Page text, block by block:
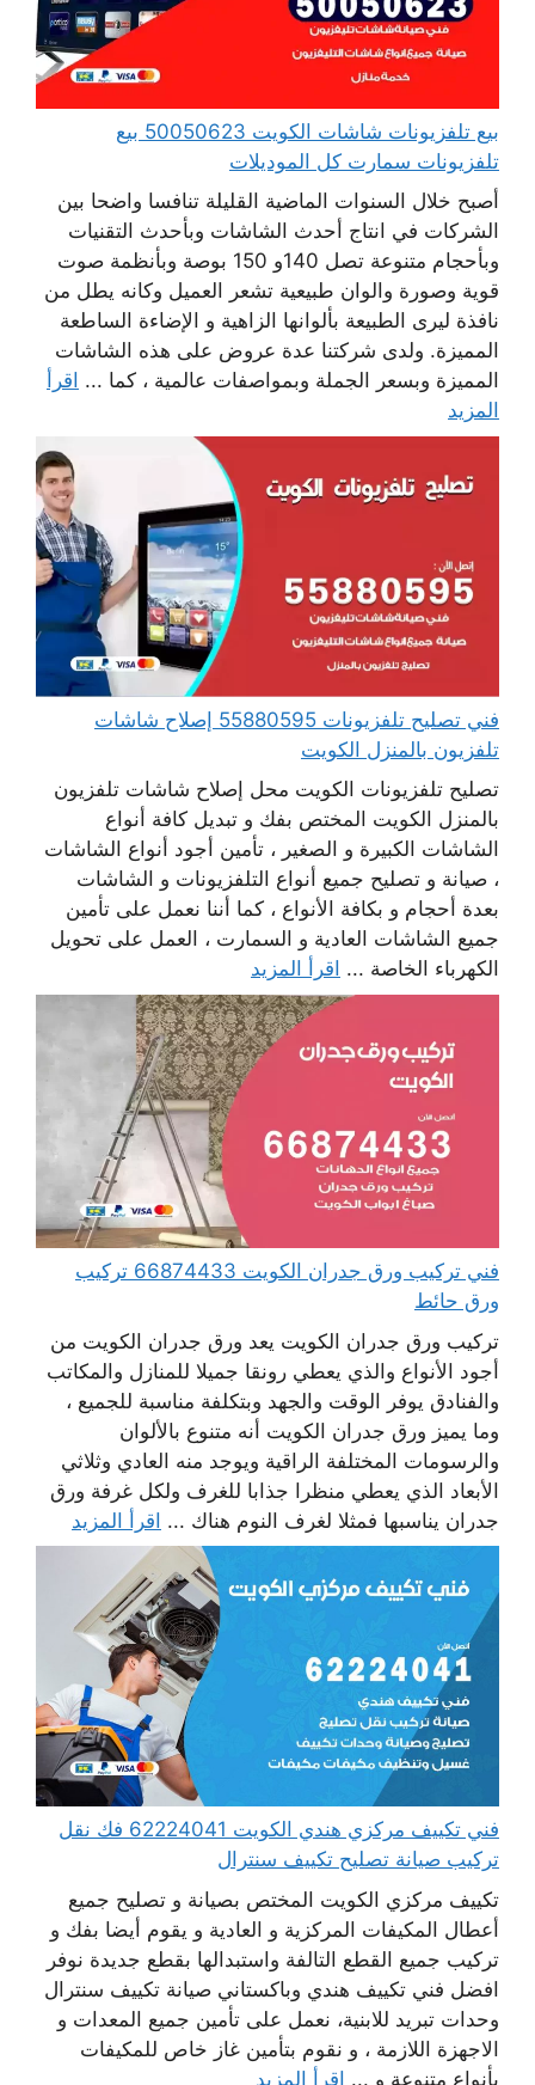
بيع تلفزيونات شاشات الكويت 50050623 بيع
تلفزيونات سمارت كل الموديلات
أصبح خلال السنوات الماضية القليلة تنافسا واضحا بين
الشركات في انتاج أحدث الشاشات وبأحدث التقنيات
وبأحجام متنوعة تصل 140و 150 بوصة وبأنظمة صوت
قوية وصورة والوان طبيعية تشعر العميل وكانه يطل من
نافذة ليرى الطبيعة بألوانها الزاهية و الإضاءة الساطعة
المميزة. ولدى شركتنا عدة عروض على هذه الشاشات
المميزة وبسعر الجملة وبمواصفات عالمية ، كما ... اقرأ
المزيد
فني تصليح تلفزيونات 55880595 إصلاح شاشات
تلفزيون بالمنزل الكويت
تصليح تلفزيونات الكويت محل إصلاح شاشات تلفزيون
بالمنزل الكويت المختص بفك و تبديل كافة أنواع
الشاشات الكبيرة و الصغير ، تأمين أجود أنواع الشاشات
، صيانة و تصليح جميع أنواع التلفزيونات و الشاشات
بعدة أحجام و بكافة الأنواع ، كما أننا نعمل على تأمين
جميع الشاشات العادية و السمارت ، العمل على تحويل
الكهرباء الخاصة ... اقرأ المزيد
فني تركيب ورق جدران الكويت 66874433 تركيب
ورق حائط
تركيب ورق جدران الكويت يعد ورق جدران الكويت من
أجود الأنواع والذي يعطي رونقا جميلا للمنازل والمكاتب
والفنادق يوفر الوقت والجهد وبتكلفة مناسبة للجميع ،
وما يميز ورق جدران الكويت أنه متنوع بالألوان
والرسومات المختلفة الراقية ويوجد منه العادي وثلاثي
الأبعاد الذي يعطي منظرا جذابا للغرف ولكل غرفة ورق
جدران يناسبها فمثلا لغرف النوم هناك ... اقرأ المزيد
فني تكييف مركزي هندي الكويت 62224041 فك نقل
تركيب صيانة تصليح تكييف سنترال
تكييف مركزي الكويت المختص بصيانة و تصليح جميع
أعطال المكيفات المركزية و العادية و يقوم أيضا بفك و
تركيب جميع القطع التالفة واستبدالها بقطع جديدة نوفر
افضل فني تكييف هندي وباكستاني صيانة تكييف سنترال
وحدات تبريد للابنية، نعمل على تأمين جميع المعدات و
الاجهزة اللازمة ، و نقوم بتأمين غاز خاص للمكيفات
بأنواع متنوعة و ... اقرأ المزيد